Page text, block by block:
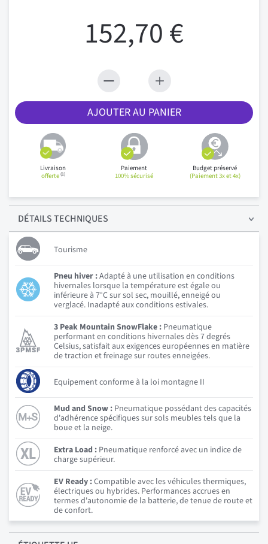
152,70 €
AJOUTER AU PANIER
Livraison
offerte(1)
Paiement
100% sécurisé
Budget préservé
(Paiement 3x et 4x)
DÉTAILSTECHNIQUES
Tourisme
Pneu hiver :Adapté à une utilisation en conditions
hivernales lorsque la température est égale ou
inférieure à 7°C sur sol sec, mouillé, enneigé ou
verglacé. Inadapté aux conditions estivales.
3 Peak Mountain SnowFlake : Pneumatique
performant en conditions hivernales dès 7 degrés
Celsius, satisfait aux exigences européennes en matière
de traction et freinage sur routes enneigées.
Equipement conforme à la loi montagne II
Mud and Snow : Pneumatique possédant des capacités
d'adhérence spécifiques sur sols meubles tels que la
boue et la neige.
Extra Load : Pneumatique renforcé avec un indice de
charge supérieur.
EV Ready :Compatible avec les véhicules thermiques,
électriques ou hybrides. Performances accrues en
termes d'autonomie de la batterie, de tenue de route et
de confort.